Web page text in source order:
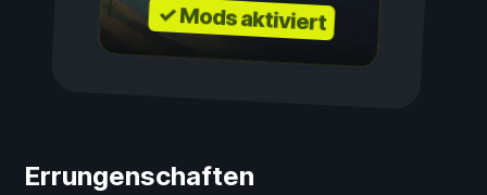
✓ Mods aktiviert
Errungenschaften